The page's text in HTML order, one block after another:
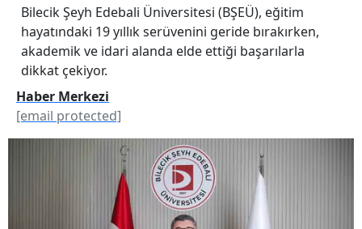
Bilecik Şeyh Edebali Üniversitesi (BŞEÜ), eğitim
hayatındaki 19 yıllık serüvenini geride bırakırken,
akademik ve idari alanda elde ettiği başarılarla
dikkat çekiyor.
Haber Merkezi
[email protected]